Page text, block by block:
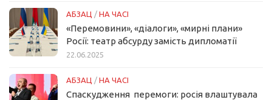
АБЗАЦ / НА ЧАСІ
«Перемовини», «діалоги», «мирні плани»
Росії: театр абсурду замість дипломатії
22.06.2025
АБЗАЦ / НА ЧАСІ
Спаскудження перемоги: росія влаштувала